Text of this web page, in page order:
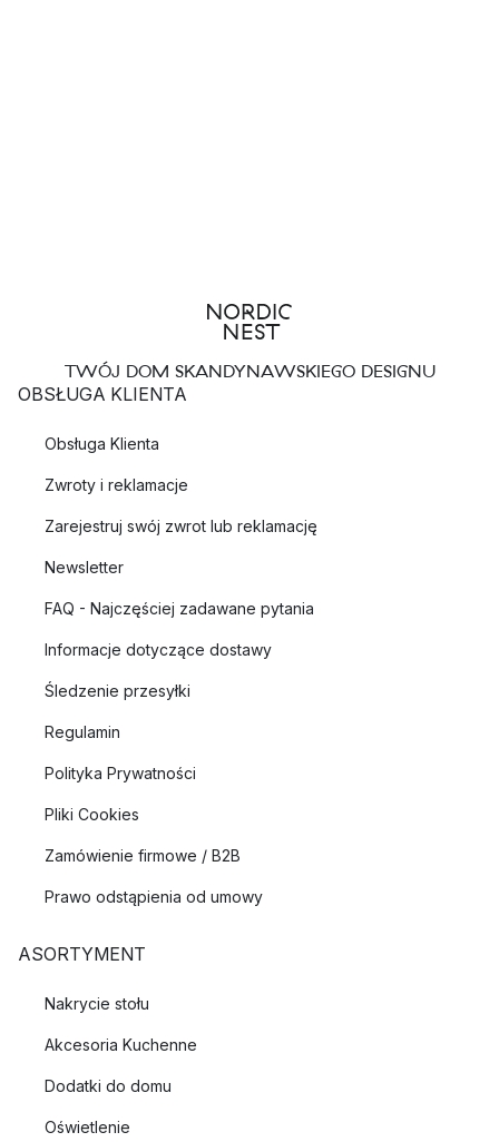
TWÓJ DOM SKANDYNAWSKIEGO DESIGNU
OBSŁUGA KLIENTA
Obsługa Klienta
Zwroty i reklamacje
Zarejestruj swój zwrot lub reklamację
Newsletter
FAQ - Najczęściej zadawane pytania
Informacje dotyczące dostawy
Śledzenie przesyłki
Regulamin
Polityka Prywatności
Pliki Cookies
Zamówienie firmowe / B2B
Prawo odstąpienia od umowy
ASORTYMENT
Nakrycie stołu
Akcesoria Kuchenne
Dodatki do domu
Oświetlenie